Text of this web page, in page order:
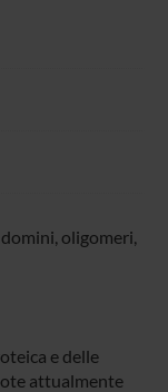
oligomeri,
e delle
attualmente